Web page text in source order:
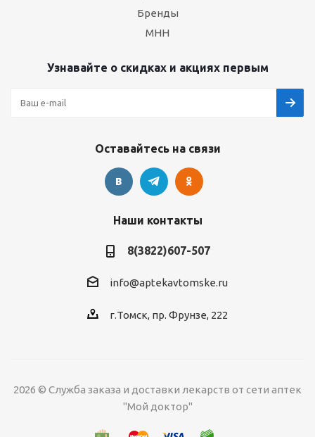
Бренды
МНН
Узнавайте о скидках и акциях первым
Оставайтесь на связи
Наши контакты
8(3822)607-507
info@aptekavtomske.ru
г.Томск, пр. Фрунзе, 222
2026 © Служба заказа и доставки лекарств от сети аптек
"Мой доктор"